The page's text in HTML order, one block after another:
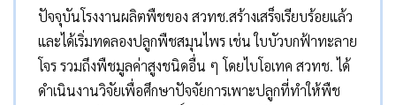
ปัจจุบันโรงงานผลิตพืชของ สวทช.สร้างเสร็จเรียบร้อยแล้ว
และได้เริ่มทดลองปลูกพืชสมุนไพร เช่น ใบบัวบกฟ้าทะลาย
โจร รวมถึงพืชมูลค่าสูงชนิดอื่น ๆ โดยไบโอเทค สวทช. ได้
ดำเนินงานวิจัยเพื่อศึกษาปัจจัยการเพาะปลูกที่ทำให้พืช